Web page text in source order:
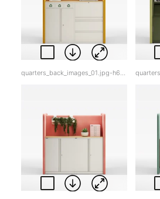
quarters_back_images_01.jpg-h6ski.jpg